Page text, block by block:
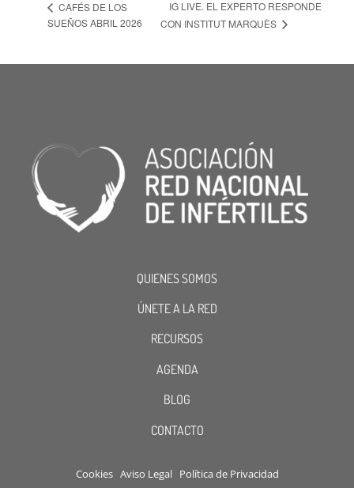
CAFÉS DE LOS
SUEÑOS ABRIL 2026
IG LIVE. EL EXPERTO RESPONDE
CON INSTITUT MARQUÈS
QUIENES SOMOS
ÚNETE A LA RED
RECURSOS
AGENDA
BLOG
CONTACTO
Cookies Aviso Legal Política de Privacidad